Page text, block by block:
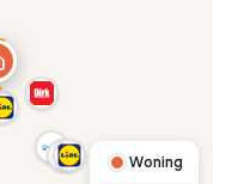
A Woning